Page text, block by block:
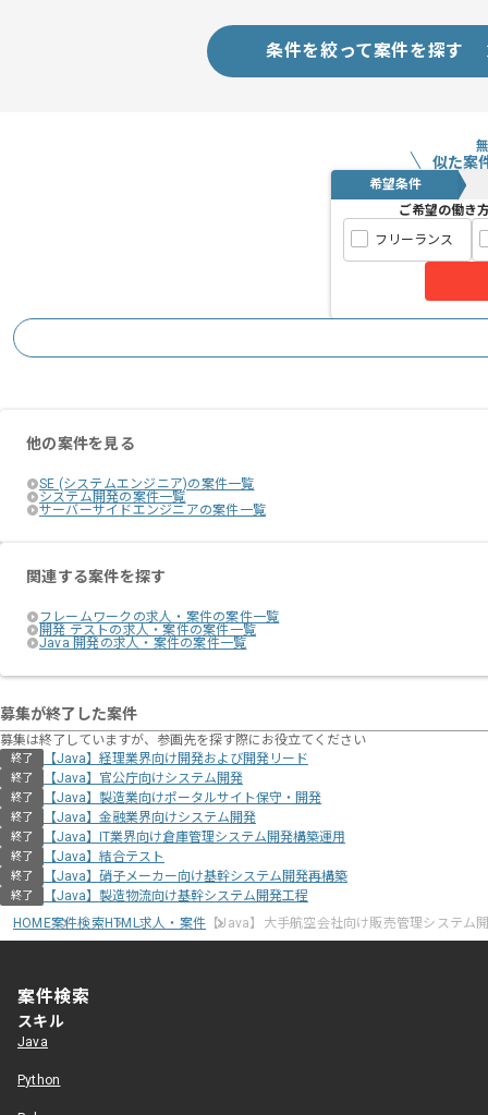
条件を絞って案件を探す
似た案
希望条件
ご希望の働き
フリーランス
他の案件を見る
SE (システムエンジニア)の案件一覧
システム開発の案件一覧
サーバーサイドエンジニアの案件一覧
関連する案件を探す
フレームワークの求人・案件の案件一覧
開発 テストの求人・案件の案件一覧
Java 開発の求人・案件の案件一覧
募集が終了した案件
募集は終了していますが、参画先を探す際にお役立てください
終了 【Java】経理業界向け開発および開発リード
終了 【Java】官公庁向けシステム開発
終了 【Java】製造業向けポータルサイト保守・開発
終了 【Java】金融業界向けシステム開発
終了 【Java】IT業界向け倉庫管理システム開発構築運用
終了 【Java】結合テスト
終了 【Java】硝子メーカー向け基幹システム開発再構築
終了
【Java】製造物流向け基幹システム開発工程
HOME案件検索HTML求人・案件 【Java】大手航空会社向け販売管理システム
案件検索
スキル
Java
Python